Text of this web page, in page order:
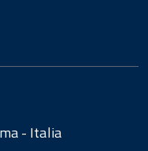
- Italia